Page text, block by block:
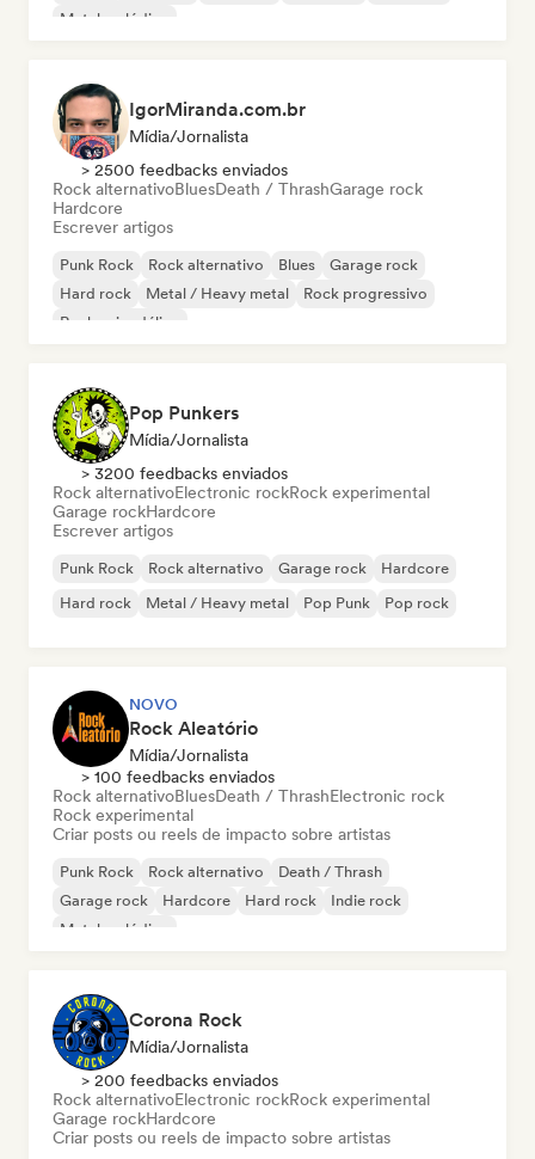
Metal melódico
IgorMiranda.com.br
Mídia/Jornalista
> 2500 feedbacks enviados
Rock alternativoBluesDeath / ThrashGarage rock
Hardcore
Escrever artigos
Punk Rock Rock alternativo Blues
Garage rock
Hard rock
Metal / Heavy metal
Rock progressivo
Rock psicodélico
Pop Punkers
Mídia/Jornalista
> 3200 feedbacks enviados
Rock alternativoElectronic rockRock experimental
Garage rockHardcore
Escrever artigos
Punk Rock Rock alternativo Garage rock
Hardcore
Hard rock
Metal / Heavy metal Pop Punk Pop rock
NOVO
Rock Aleatório
Mídia/Jornalista
> 100 feedbacks enviados
Rock alternativoBluesDeath / ThrashElectronic rock
Rock experimental
Criar posts ou reels de impacto sobre artistas
Punk Rock Rock alternativo
Death / Thrash
Garage rock
Hardcore Hard rock
Indie rock
Metal melódico
Corona Rock
Mídia/Jornalista
> 200 feedbacks enviados
Rock alternativoElectronic rockRock experimental
Garage rockHardcore
Criar posts ou reels de impacto sobre artistas